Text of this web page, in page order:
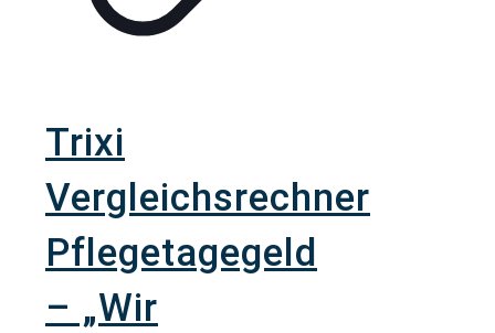
Trixi
Vergleichsrechner
Pflegetagegeld
– „Wir